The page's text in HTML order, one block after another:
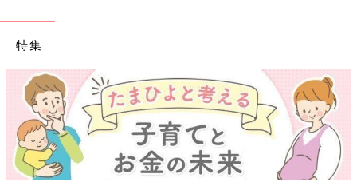
特集
【ワクチン接種できるものも】妊婦の感染症対策、知っておいて！